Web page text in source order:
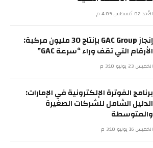
الأحد 02 أغسطس 4:09 م
إنجاز GAC Group بإنتاج 30 مليون مركبة:
الأرقام التي تقف وراء “سرعة GAC”
الخميس 23 يوليو 3:10 م
برنامج الفوترة الإلكترونية في الإمارات:
الدليل الشامل للشركات الصغيرة
والمتوسطة
الخميس 16 يوليو 3:10 م